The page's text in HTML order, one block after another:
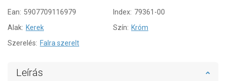
Ean: 5907709116979 Index: 79361-00
Alak: Kerek Szín: Króm
Szerelés: Falra szerelt
Leírás